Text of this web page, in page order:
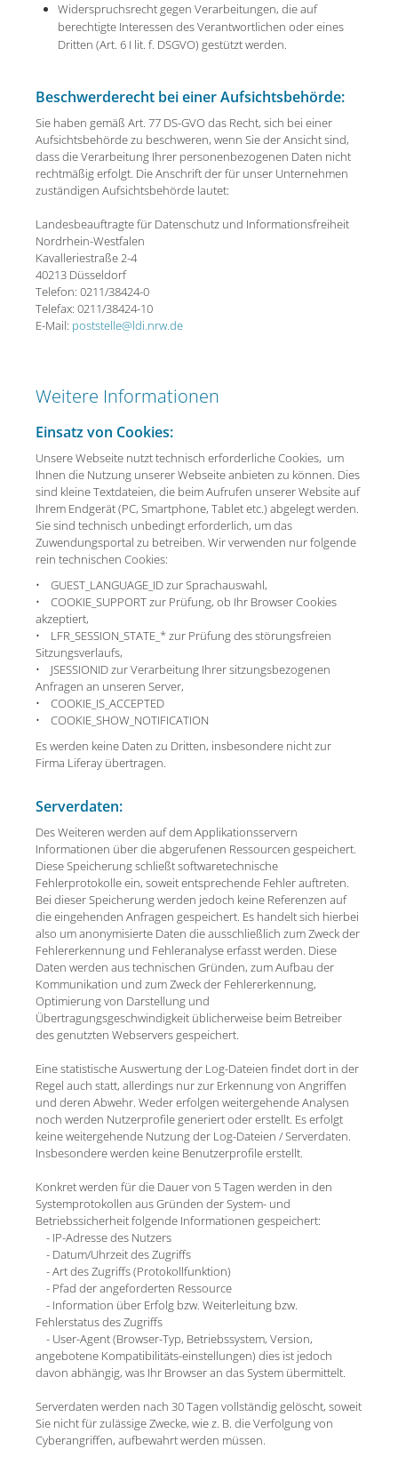
Widerspruchsrecht gegen Verarbeitungen, die auf
berechtigte Interessen des Verantwortlichen oder eines
Dritten (Art. 6 I lit. f. DSGVO) gestützt werden.
Beschwerderecht bei einer Aufsichtsbehörde:
Sie haben gemäß Art. 77 DS-GVO das Recht, sich bei einer
Aufsichtsbehörde zu beschweren, wenn Sie der Ansicht sind,
dass die Verarbeitung Ihrer personenbezogenen Daten nicht
rechtmäßig erfolgt. Die Anschrift der für unser Unternehmen
zuständigen Aufsichtsbehörde lautet:
Landesbeauftragte für Datenschutz und Informationsfreiheit
Nordrhein-Westfalen
Kavalleriestraße 2-4
40213 Düsseldorf
Telefon: 0211/38424-0
Telefax: 0211/38424-10
E-Mail: poststelle@ldi.nrw.de
Weitere Informationen
Einsatz von Cookies:
Unsere Webseite nutzt technisch erforderliche Cookies, um
Ihnen die Nutzung unserer Webseite anbieten zu können. Dies
sind kleine Textdateien, die beim Aufrufen unserer Website auf
Ihrem Endgerät (PC, Smartphone, Tablet etc.) abgelegt werden.
Sie sind technisch unbedingt erforderlich, um das
Zuwendungsportal zu betreiben. Wir verwenden nur folgende
rein technischen Cookies:
• GUEST_LANGUAGE_ID zur Sprachauswahl,
• COOKIE_SUPPORT zur Prüfung, ob Ihr Browser Cookies
akzeptiert,
• LFR_SESSION_STATE_* zur Prüfung des störungsfreien
Sitzungsverlaufs,
• JSESSIONID zur Verarbeitung Ihrer sitzungsbezogenen
Anfragen an unseren Server,
• COOKIE_IS_ACCEPTED
• COOKIE_SHOW_NOTIFICATION
Es werden keine Daten zu Dritten, insbesondere nicht zur
Firma Liferay übertragen.
Serverdaten:
Des Weiteren werden auf dem Applikationsservern
Informationen über die abgerufenen Ressourcen gespeichert.
Diese Speicherung schließt softwaretechnische
Fehlerprotokolle ein, soweit entsprechende Fehler auftreten.
Bei dieser Speicherung werden jedoch keine Referenzen auf
die eingehenden Anfragen gespeichert. Es handelt sich hierbei
also um anonymisierte Daten die ausschließlich zum Zweck der
Fehlererkennung und Fehleranalyse erfasst werden. Diese
Daten werden aus technischen Gründen, zum Aufbau der
Kommunikation und zum Zweck der Fehlererkennung,
Optimierung von Darstellung und
Übertragungsgeschwindigkeit üblicherweise beim Betreiber
des genutzten Webservers gespeichert.
Eine statistische Auswertung der Log-Dateien findet dort in der
Regel auch statt, allerdings nur zur Erkennung von Angriffen
und deren Abwehr. Weder erfolgen weitergehende Analysen
noch werden Nutzerprofile generiert oder erstellt. Es erfolgt
keine weitergehende Nutzung der Log-Dateien / Serverdaten.
Insbesondere werden keine Benutzerprofile erstellt.
Konkret werden für die Dauer von 5 Tagen werden in den
Systemprotokollen aus Gründen der System- und
Betriebssicherheit folgende Informationen gespeichert:
- IP-Adresse des Nutzers
- Datum/Uhrzeit des Zugriffs
- Art des Zugriffs (Protokollfunktion)
- Pfad der angeforderten Ressource
- Information über Erfolg bzw. Weiterleitung bzw.
Fehlerstatus des Zugriffs
- User-Agent (Browser-Typ, Betriebssystem, Version,
angebotene Kompatibilitäts-einstellungen) dies ist jedoch
davon abhängig, was Ihr Browser an das System übermittelt.
Serverdaten werden nach 30 Tagen vollständig gelöscht, soweit
Sie nicht für zulässige Zwecke, wie z. B. die Verfolgung von
Cyberangriffen, aufbewahrt werden müssen.